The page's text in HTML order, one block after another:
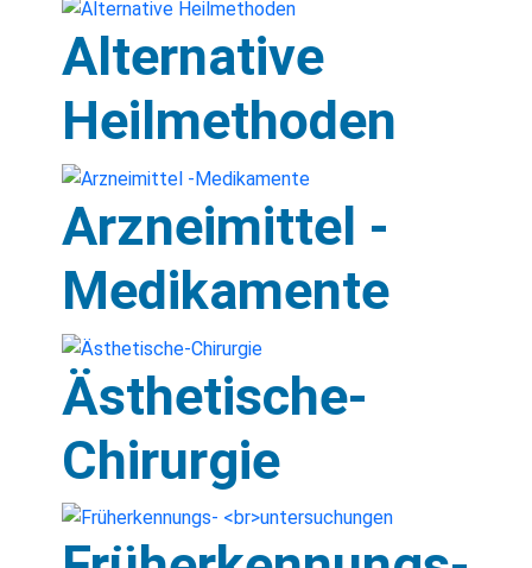
Alternative
Heilmethoden
Arzneimittel -
Medikamente
Ästhetische-
Chirurgie